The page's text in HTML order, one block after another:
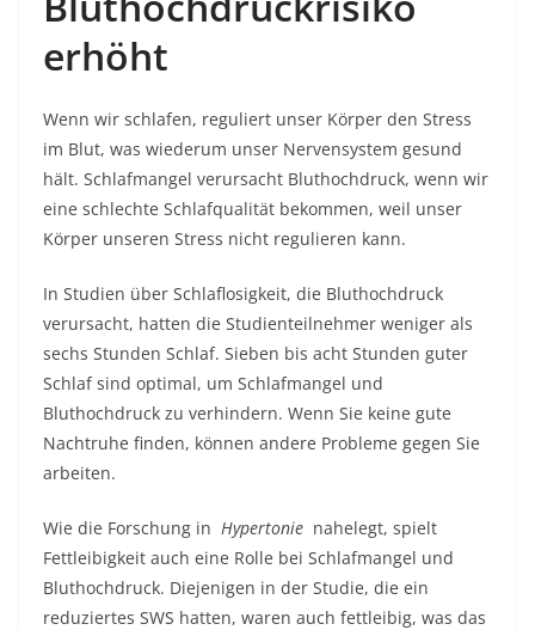
erhöht
Wenn wir schlafen, reguliert unser Körper den Stress
im Blut, was wiederum unser Nervensystem gesund
hält. Schlafmangel verursacht Bluthochdruck, wenn wir
eine schlechte Schlafqualität bekommen, weil unser
Körper unseren Stress nicht regulieren kann.
In Studien über Schlaflosigkeit, die Bluthochdruck
verursacht, hatten die Studienteilnehmer weniger als
sechs Stunden Schlaf. Sieben bis acht Stunden guter
Schlaf sind optimal, um Schlafmangel und
Bluthochdruck zu verhindern. Wenn Sie keine gute
Nachtruhe finden, können andere Probleme gegen Sie
arbeiten.
Wie die Forschung in Hypertonie nahelegt, spielt
Fettleibigkeit auch eine Rolle bei Schlafmangel und
Bluthochdruck. Diejenigen in der Studie, die ein
reduziertes SWS hatten, waren auch fettleibig, was das